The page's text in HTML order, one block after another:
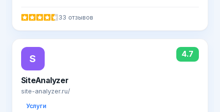
33 отзывов
S 4.7
SiteAnalyzer
site-analyzer.ru/
Услуги